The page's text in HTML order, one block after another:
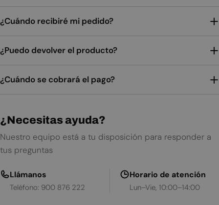
¿Cuándo recibiré mi pedido?
¿Puedo devolver el producto?
¿Cuándo se cobrará el pago?
¿Necesitas ayuda?
Nuestro equipo está a tu disposición para responder a
tus preguntas
Llámanos
Teléfono: 900 876 222
Horario de atención
Lun–Vie, 10:00–14:00